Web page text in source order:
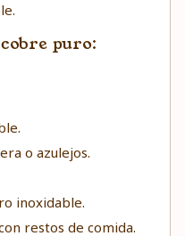
puro:
o azulejos.
inoxidable.
restos de comida.